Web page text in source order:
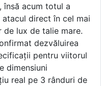
însă acum totul a
direct în cel mai
lux de talie mare.
dezvăluirea
pentru viitorul
dimensiuni
real pe 3 rânduri de